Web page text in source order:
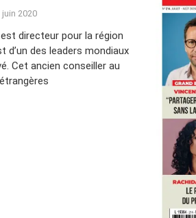
juin 2020
directeur pour la région
d’un des leaders mondiaux
Cet ancien conseiller au